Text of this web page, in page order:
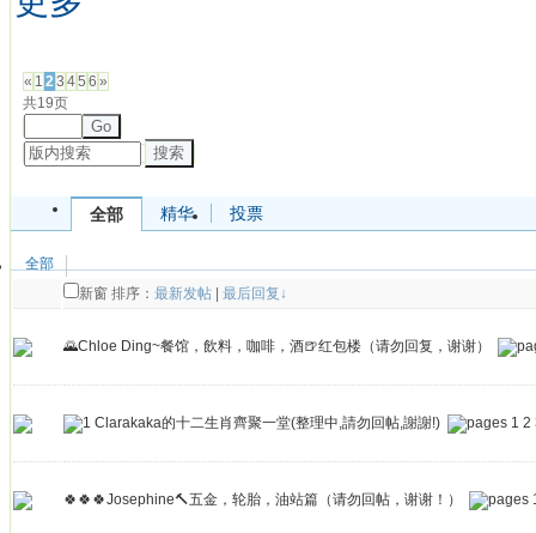
« 1 23 45 6 »
共19页
Go
搜索
全部 精华 投票
全部
新窗 排序： 最新发帖 最后回复↓
🌄Chloe Ding~餐馆，飲料，咖啡，酒🍺红包楼（请勿回复，谢谢）
Clarakaka的十二生肖齊聚一堂(整理中,請勿回帖,謝謝!) 1 2
🍀🍀🍀Josephine🔨五金，轮胎，油站篇（请勿回帖，谢谢！）